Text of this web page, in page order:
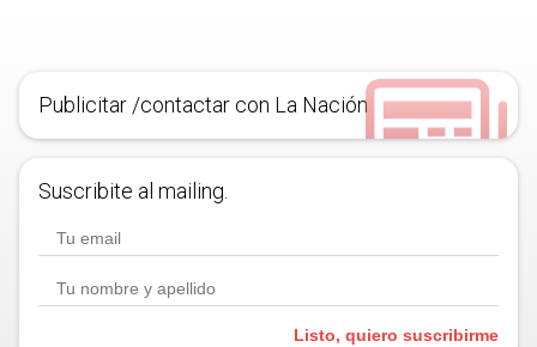
Publicitar /contactar con La Nación
Suscribite al mailing.
Listo, quiero suscribirme